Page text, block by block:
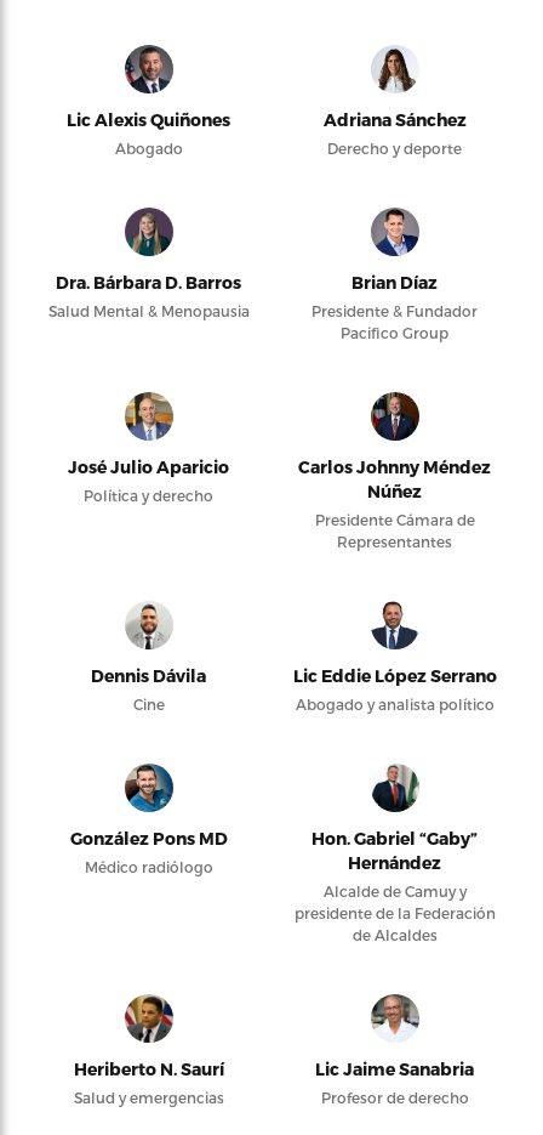
Lic Alexis Quiñones
Abogado
Adriana Sánchez
Derecho y deporte
Dra. Bárbara D. Barros
Salud Mental & Menopausia
Brian Díaz
Presidente & Fundador
Pacifico Group
José Julio Aparicio
Política y derecho
Carlos Johnny Méndez
Núñez
Presidente Cámara de
Representantes
Dennis Dávila
Cine
Lic Eddie López Serrano
Abogado y analista político
González Pons MD
Médico radiólogo
Hon. Gabriel “Gaby”
Hernández
Alcalde de Camuy y
presidente de la Federación
de Alcaldes
Heriberto N. Saurí
Salud y emergencias
Lic Jaime Sanabria
Profesor de derecho